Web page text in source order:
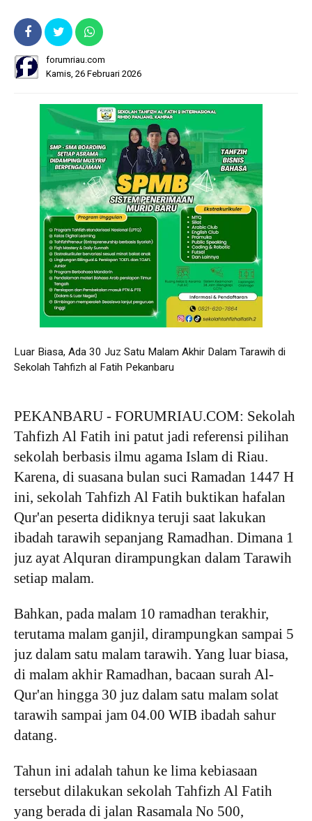
forumriau.com
Kamis, 26 Februari 2026
Luar Biasa, Ada 30 Juz Satu Malam Akhir Dalam Tarawih di
Sekolah Tahfizh al Fatih Pekanbaru
PEKANBARU - FORUMRIAU.COM: Sekolah
Tahfizh Al Fatih ini patut jadi referensi pilihan
sekolah berbasis ilmu agama Islam di Riau.
Karena, di suasana bulan suci Ramadan 1447 H
ini, sekolah Tahfizh Al Fatih buktikan hafalan
Qur'an peserta didiknya teruji saat lakukan
ibadah tarawih sepanjang Ramadhan. Dimana 1
juz ayat Alquran dirampungkan dalam Tarawih
setiap malam.
Bahkan, pada malam 10 ramadhan terakhir,
terutama malam ganjil, dirampungkan sampai 5
juz dalam satu malam tarawih. Yang luar biasa,
di malam akhir Ramadhan, bacaan surah Al-
Qur'an hingga 30 juz dalam satu malam solat
tarawih sampai jam 04.00 WIB ibadah sahur
datang.
Tahun ini adalah tahun ke lima kebiasaan
tersebut dilakukan sekolah Tahfizh Al Fatih
yang berada di jalan Rasamala No 500,